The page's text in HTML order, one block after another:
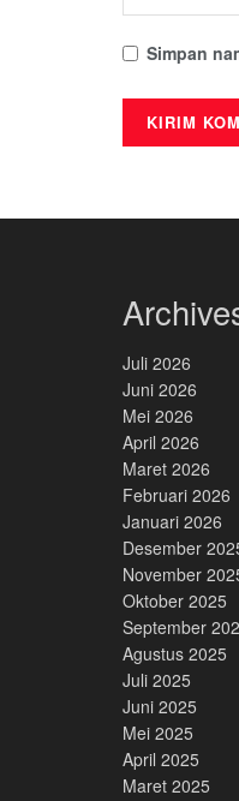
Simpan
Juli 2026
Juni 2026
Mei 2026
April 2026
Maret 2026
Februari 2026
Januari 2026
Desember
November
Oktober 2025
September
Agustus 2025
Juli 2025
Juni 2025
Mei 2025
April 2025
Maret 2025